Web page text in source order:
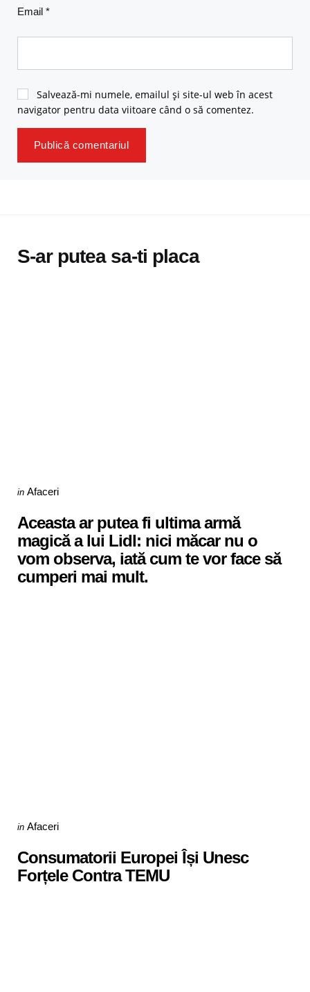
Email *
Salvează-mi numele, emailul și site-ul web în acest
navigator pentru data viitoare când o să comentez.
S-ar putea sa-ti placa
Categories
Posted
in Afaceri
Aceasta ar putea fi ultima armă
magică a lui Lidl: nici măcar nu o
vom observa, iată cum te vor face să
cumperi mai mult.
Categories
Posted
in Afaceri
Consumatorii Europei Își Unesc
Forțele Contra TEMU